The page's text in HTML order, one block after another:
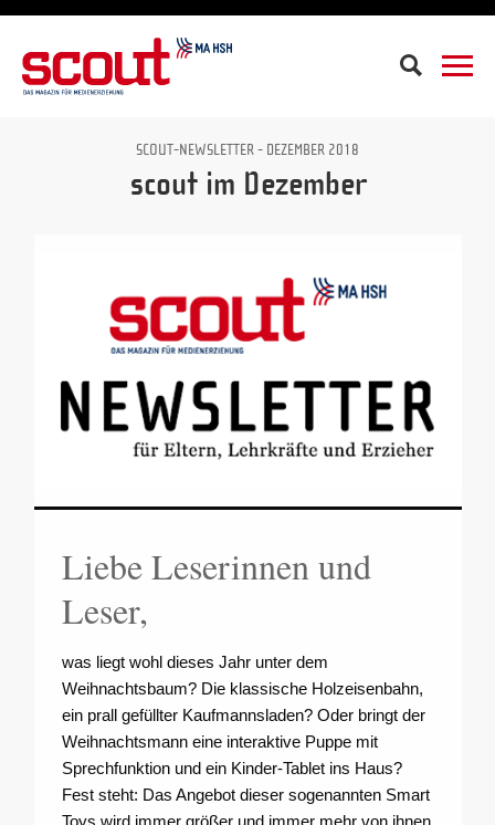
Suche
SCOUT-NEWSLETTER - DEZEMBER 2018
scout im Dezember
Liebe Leserinnen und
Leser,
was liegt wohl dieses Jahr unter dem
Weihnachtsbaum? Die klassische Holzeisenbahn,
ein prall gefüllter Kaufmannsladen? Oder bringt der
Weihnachtsmann eine interaktive Puppe mit
Sprechfunktion und ein Kinder-Tablet ins Haus?
Fest steht: Das Angebot dieser sogenannten Smart